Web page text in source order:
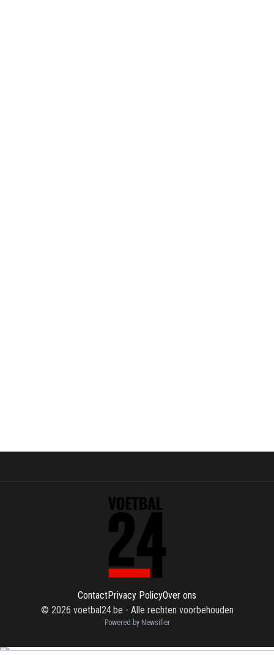
ContactPrivacy PolicyOver ons
© 2026 voetbal24.be - Alle rechten voorbehouden
Powered by Newsifier